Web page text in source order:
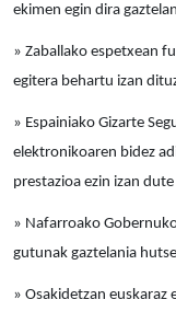
ekimen egin dira
» Zaballako espetxean
egitera behartu izan
» Espainiako Gizarte
elektronikoaren bidez
prestazioa ezin izan
» Nafarroako
gutunak gaztelania
» Osakidetzan